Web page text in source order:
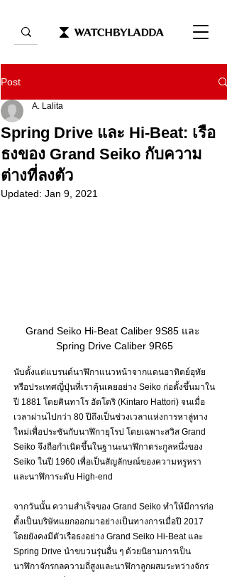
Post
Spring Drive และ Hi-Beat: เรือ
ธงของ Grand Seiko กับความ
ต่างที่ลงตัว
A. Lalita
Updated: Jan 9, 2021
Grand Seiko Hi-Beat Caliber 9S85 และ
Spring Drive Caliber 9R65
นับตั้งแต่แบรนด์นาฬิกาแนวหน้าจากแดนอาทิตย์อุทัย
หรือประเทศญี่ปุ่นที่เราคุ้นเคยอย่าง Seiko ก่อตั้งขึ้นมาใน
ปี 1881 โดยคินทาโร ฮัตโตริ (Kintaro Hattori) จนเมื่อ
เวลาผ่านไปกว่า 80 ปีถึงเป็นช่วงเวลาแห่งการหาลู่ทาง
ใหม่เพื่อประชันกับนาฬิกายุโรป โดยเฉพาะสวิส Grand
Seiko จึงถือกำเนิดขึ้นในฐานะนาฬิกาตระกูลหนึ่งของ
Seiko ในปี 1960 เพื่อเป็นสัญลักษณ์ของความหรูหรา
และนาฬิการะดับ High-end
จากวันนั้น ความสำเร็จของ Grand Seiko ทำให้มีการก่อ
ตั้งเป็นบริษัทแยกออกมาอย่างเป็นทางการเมื่อปี 2017
โดยยังคงมีตัวเรือธงอย่าง Grand Seiko Hi-Beat และ
Spring Drive นำขบวนรุ่นอื่น ๆ ด้วยนิยามการเป็น
นาฬิกาจักรกลความถี่สูงและนาฬิกาลูกผสมระหว่างจักร